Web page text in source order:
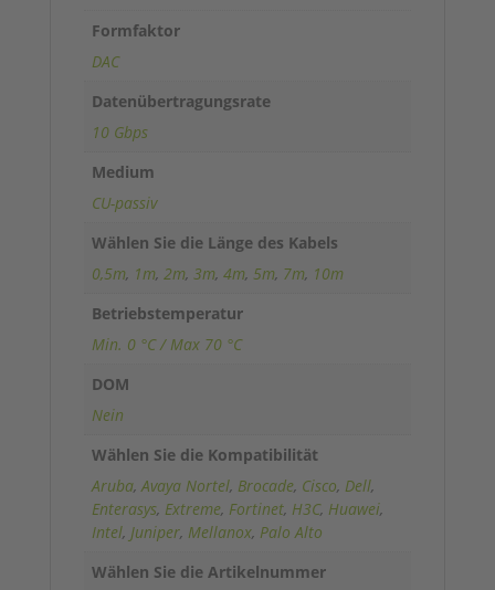
Formfaktor
DAC
Datenübertragungsrate
10 Gbps
Medium
CU-passiv
Wählen Sie die Länge des Kabels
0,5m, 1m, 2m, 3m, 4m, 5m, 7m, 10m
Betriebstemperatur
Min. 0 °C / Max 70 °C
DOM
Nein
Wählen Sie die Kompatibilität
Aruba, Avaya Nortel, Brocade, Cisco, Dell,
Enterasys, Extreme, Fortinet, H3C, Huawei,
Intel, Juniper, Mellanox, Palo Alto
Wählen Sie die Artikelnummer